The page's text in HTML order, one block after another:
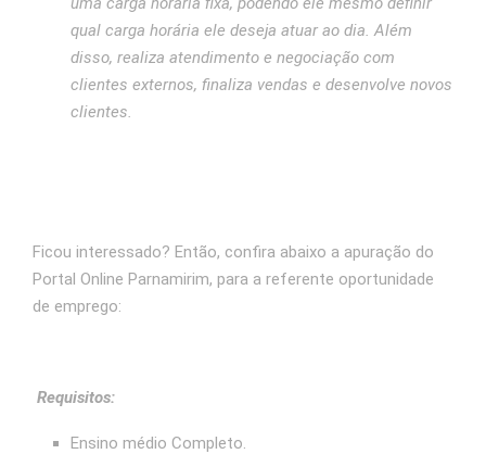
qual carga horária ele deseja atuar ao dia. Além
disso, realiza atendimento e negociação com
clientes externos, finaliza vendas e desenvolve novos
clientes.
Ficou interessado? Então, confira abaixo a apuração do
Portal Online Parnamirim, para a referente oportunidade
de emprego:
Requisitos:
Ensino médio Completo.